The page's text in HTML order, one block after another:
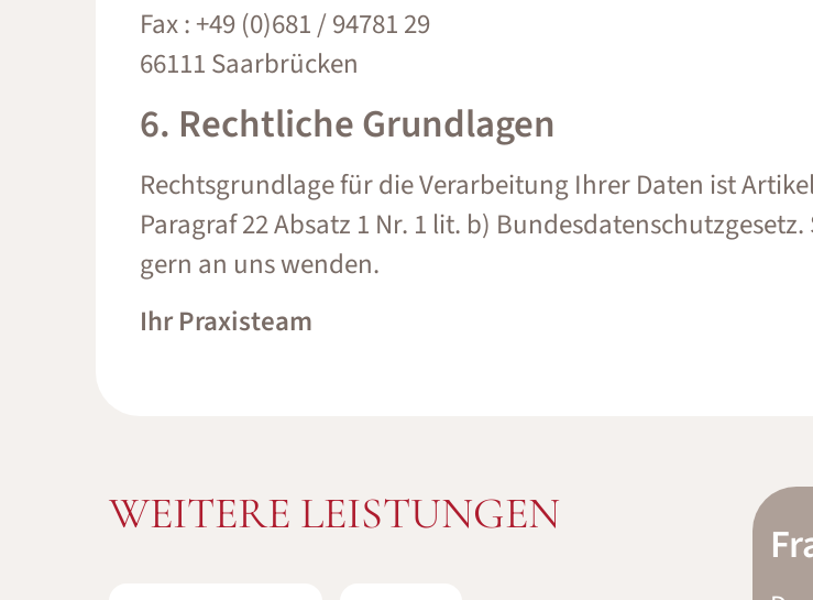
Fax : +49 (0)681 / 94781 29
66111 Saarbrücken
6. Rechtliche Grundlagen
Rechtsgrundlage für die Verarbeitung Ihrer Daten ist
Paragraf 22 Absatz 1 Nr. 1 lit. b)
gern an uns wenden.
Ihr Praxisteam
WEITERE LEISTUNGEN